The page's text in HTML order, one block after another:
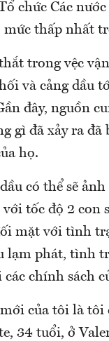
chức Các
mức thấp nhất
trong vệc
và cảng dầu
đây, nguồn
gì đã xảy ra đã
họ.
có thể sẽ
với tốc độ 2
mặt với tình
lạm phát, tình
chính sách
của tôi là tôi
34 tuổi, ở